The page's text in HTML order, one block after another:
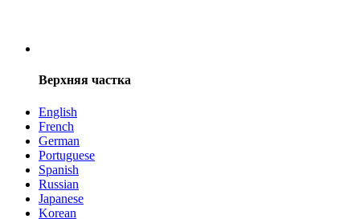
Верхняя частка
English
French
German
Portuguese
Spanish
Russian
Japanese
Korean